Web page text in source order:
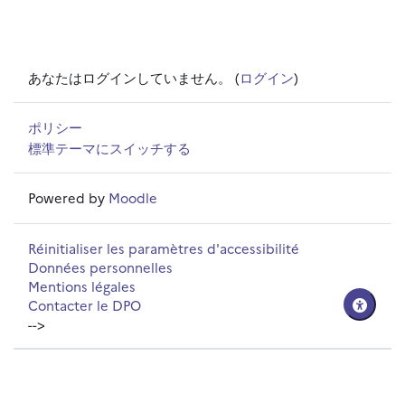
あなたはログインしていません。 (ログイン)
ポリシー
標準テーマにスイッチする
Powered by Moodle
Réinitialiser les paramètres d'accessibilité
Données personnelles
Mentions légales
Contacter le DPO
-->